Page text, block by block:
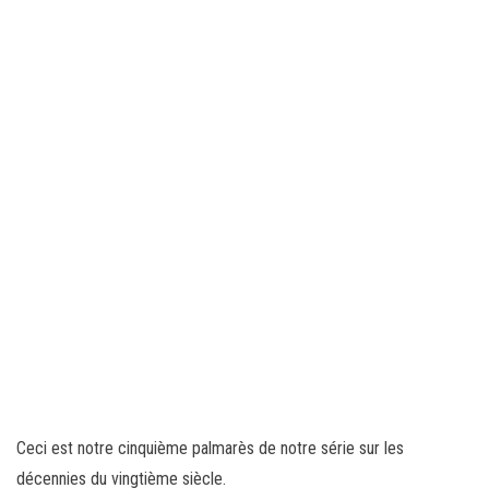
Ceci est notre cinquième palmarès de notre série sur les
décennies du vingtième siècle.